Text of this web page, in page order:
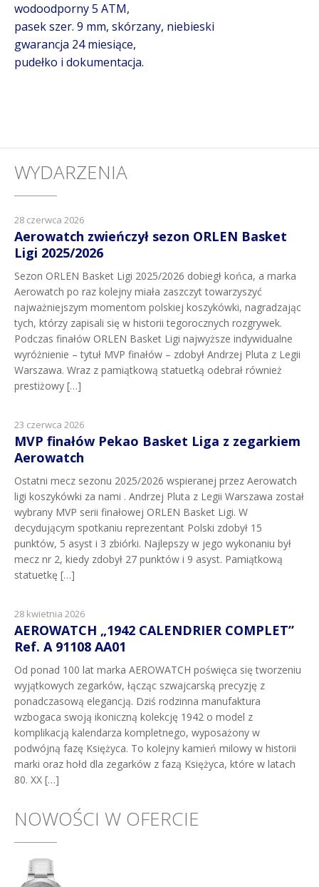
wodoodporny 5 ATM,
pasek szer. 9 mm, skórzany, niebieski
gwarancja 24 miesiące,
pudełko i dokumentacja.
WYDARZENIA
28 czerwca 2026
Aerowatch zwieńczył sezon ORLEN Basket
Ligi 2025/2026
Sezon ORLEN Basket Ligi 2025/2026 dobiegł końca, a marka
Aerowatch po raz kolejny miała zaszczyt towarzyszyć
najważniejszym momentom polskiej koszykówki, nagradzając
tych, którzy zapisali się w historii tegorocznych rozgrywek.
Podczas finałów ORLEN Basket Ligi najwyższe indywidualne
wyróżnienie – tytuł MVP finałów – zdobył Andrzej Pluta z Legii
Warszawa. Wraz z pamiątkową statuetką odebrał również
prestiżowy […]
23 czerwca 2026
MVP finałów Pekao Basket Liga z zegarkiem
Aerowatch
Ostatni mecz sezonu 2025/2026 wspieranej przez Aerowatch
ligi koszykówki za nami . Andrzej Pluta z Legii Warszawa został
wybrany MVP serii finałowej ORLEN Basket Ligi. W
decydującym spotkaniu reprezentant Polski zdobył 15
punktów, 5 asyst i 3 zbiórki. Najlepszy w jego wykonaniu był
mecz nr 2, kiedy zdobył 27 punktów i 9 asyst. Pamiątkową
statuetkę […]
28 kwietnia 2026
AEROWATCH „1942 CALENDRIER COMPLET”
Ref. A 91108 AA01
Od ponad 100 lat marka AEROWATCH poświęca się tworzeniu
wyjątkowych zegarków, łącząc szwajcarską precyzję z
ponadczasową elegancją. Dziś rodzinna manufaktura
wzbogaca swoją ikoniczną kolekcję 1942 o model z
komplikacją kalendarza kompletnego, wyposażony w
podwójną fazę Księżyca. To kolejny kamień milowy w historii
marki oraz hołd dla zegarków z fazą Księżyca, które w latach
80. XX […]
NOWOŚCI W OFERCIE